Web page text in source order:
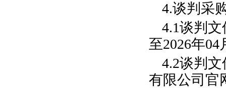
4.谈判 采
4.1谈判 文
至2026年04
4.2谈判文
有限公司 官